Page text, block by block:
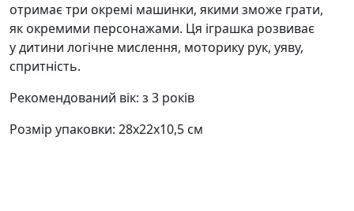
отримає три окремі машинки, якими зможе грати,
як окремими персонажами. Ця іграшка розвиває
у дитини логічне мислення, моторику рук, уяву,
спритність.
Рекомендований вік: з 3 років
Розмір упаковки: 28х22х10,5 см